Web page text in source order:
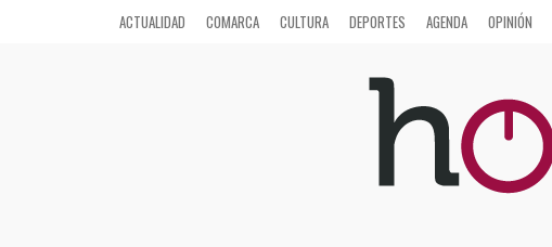
ACTUALIDAD COMARCA CULTURA DEPORTES AGENDA OPINIÓN